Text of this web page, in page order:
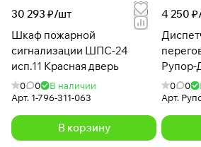
30 293 ₽/шт
Шкаф пожарной
сигнализации ШПС-24
исп.11 Красная дверь
0 0
В наличии
Арт. 1-796-311-063
В корзину
4 250
Рупор-
0 0
Арт.